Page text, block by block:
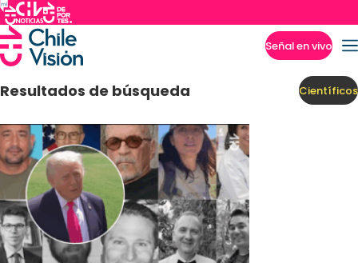
Señal en vivo
Resultados de búsqueda Científicos
Imperdibles